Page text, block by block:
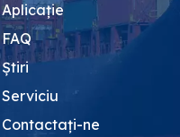
Aplicație
FAQ
Ştiri
Serviciu
Contactaţi-ne